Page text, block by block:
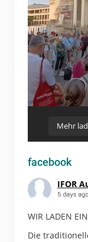
Mehr
facebook
IFOR
5 days ago
WIR LADEN EIN
Die